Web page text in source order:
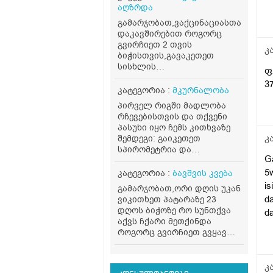
აღზრდა
გამარჯობათ,ვაქცინაციასთან
დაკავშირებით როგორც
გვირჩიეთ 2 თვის
ბიჭისთვის,გავაკეთეთ
სისხლის
ანალიზი,ლეიკოციტები
11.19 ერითროციტები 3.99
არ ქონდა,უკანატანიდან
37.3 ქონდა,მაგრამ მაინც
სიცხედ ჩათვალა,ყურები
ტკივაო და შეიძლება
ვირუსი ყურიდან
იწყებოდესო,გამოგვიწერა
ოტიპაკსი,მეორე აცრა
გადავდეთ უკვე,არის 2 თბის
და 8 დღის,დაველოდოთ
ერთი კვირა
კიდევო,ანალიზებში
დანარჩენი ნორმაში
იყო,პლიუს კიდევ ასოს ჩუჩა
საერთოდ,ნემსის
კატეგორია : მკურნალობა
პირველ რიგში მადლობა
რჩევებისთვის და თქვენი
პასუხი იყო ჩემს კითხვაზე
შემდეგი: გაიკეთეთ
სპირომეტრია და
ალერგოლოგიური ტესტი
(განსაზღვრავს ასთმის
გააგრძელეთ მხოლოდ
ექიმის მითითებით,
თვითნებურად არ
შეწყვიტოთ. ბუნებრივად:
ხელს უწყობს თბილი
ორთქლის ინჰალაცია,
მოერიდეთ სიცივეს,
კატეგორია : ბავშვის კვება
გამარჯობათ,ორი დღის უკან
ვიკითხეთ პატარაზე 23
დღოს ბიჭოზე რო სუნთქვა
აქვს ჩქარი მეთქინდა
როგორც გვირჩიეთ გვყავდა
პედიატრთან,მოკლედ
ნორმაშია,უბრალოდ